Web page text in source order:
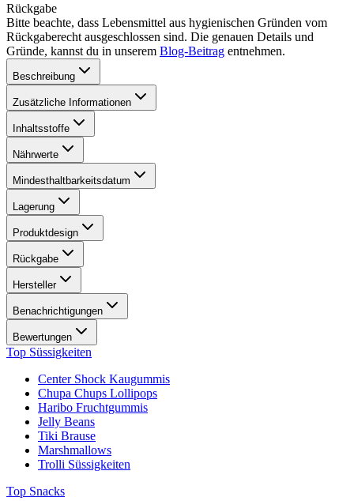
Rückgabe
Bitte beachte, dass Lebensmittel aus hygienischen Gründen vom
Rückgaberecht ausgeschlossen sind. Die genauen Details und
Gründe, kannst du in unserem Blog-Beitrag entnehmen.
Beschreibung
Zusätzliche Informationen
Inhaltsstoffe
Nährwerte
Mindesthaltbarkeitsdatum
Lagerung
Produktdesign
Rückgabe
Hersteller
Benachrichtigungen
Bewertungen
Top Süssigkeiten
Center Shock Kaugummis
Chupa Chups Lollipops
Haribo Fruchtgummis
Jelly Beans
Tiki Brause
Marshmallows
Trolli Süssigkeiten
Top Snacks